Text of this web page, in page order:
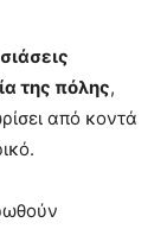
της πόλης,
από κοντά